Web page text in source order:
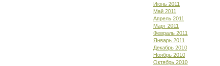
Июнь 2011
Май 2011
Апрель 2011
Март 2011
Февраль 2011
Январь 2011
Декабрь 2010
Ноябрь 2010
Октябрь 2010